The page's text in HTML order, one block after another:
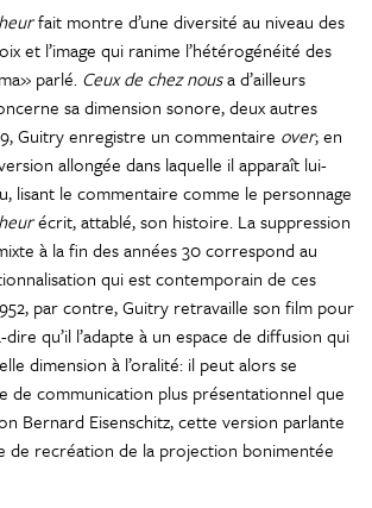
fait montre d’une diversité au niveau des
et l’image qui ranime l’hétérogénéité des
parlé. Ceux de chez nousa d’ailleurs
sa dimension sonore, deux autres
Guitry enregistre un commentaire over; en
allongée dans laquelle il apparaît lui-
lisant le commentaire comme le personnage
écrit, attablé, son histoire. La suppression
à la fin des années 30 correspond au
qui est contemporain de ces
par contre, Guitry retravaille son film pour
dire qu’il l’adapte à un espace de diffusion qui
dimension à l’oralité: il peut alors se
de communication plus présentationnel que
Bernard Eisenschitz, cette version parlante
de recréation de la projection bonimentée